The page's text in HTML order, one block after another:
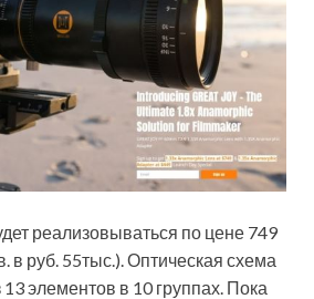
реализовываться по цене 749
руб. 55тыс.). Оптическая схема
13 элементов в 10 группах. Пока